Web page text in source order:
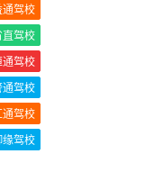
通驾校
直驾校
通驾校
通驾校
通驾校
缘驾校